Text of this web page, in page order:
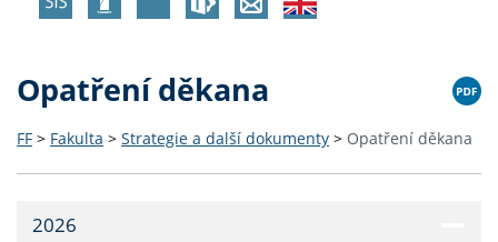
Opatření děkana
FF > Fakulta > Strategie a další dokumenty > Opatření děkana
2026